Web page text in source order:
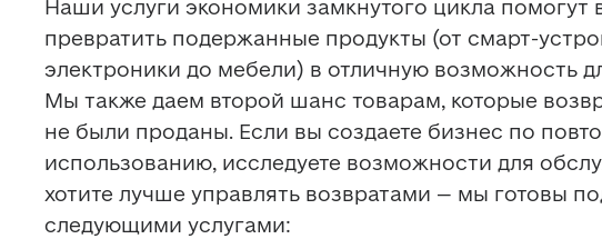
Наши услуги экономики замкнутого цикла помогут
превратить подержанные продукты (от смарт-
электроники до мебели) в отличную возможность
Мы также даем второй шанс товарам, которые
не были проданы. Если вы создаете бизнес по
использованию, исследуете возможности для
хотите лучше управлять возвратами – мы готовы
следующими услугами: